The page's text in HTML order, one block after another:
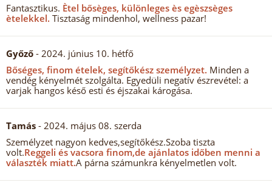
Fantasztikus. Ètel bősèges, különleges ès egèszsèges
ètelekkel. Tisztaság mindenhol, wellness pazar!
Győző - 2024. június 10. hétfő
Bőséges, finom ételek, segítőkész személyzet. Minden a
vendég kényelmét szolgálta. Egyedüli negatív észrevétel: a
varjak hangos késő esti és éjszakai károgása.
Tamás - 2024. május 08. szerda
Személyzet nagyon kedves,segítőkész.Szoba tiszta
volt.Reggeli és vacsora finom,de ajánlatos időben menni a
választék miatt.A párna számunkra kényelmetlen volt.